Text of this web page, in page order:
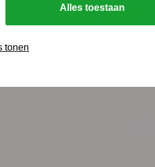
Alles toestaan
tonen